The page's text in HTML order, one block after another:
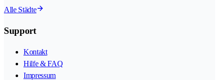
Alle Städte
Support
Kontakt
Hilfe & FAQ
Impressum